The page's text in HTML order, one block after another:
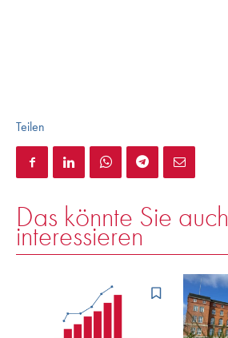
Teilen
Das könnte Sie auch
interessieren